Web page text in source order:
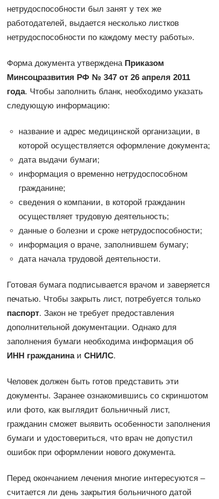
нетрудоспособности был занят у тех же
работодателей, выдается несколько листков
нетрудоспособности по каждому месту работы».
Форма документа утверждена Приказом
Минсоцразвития РФ № 347 от 26 апреля 2011
года. Чтобы заполнить бланк, необходимо указать
следующую информацию:
название и адрес медицинской организации, в
которой осуществляется оформление документа;
дата выдачи бумаги;
информация о временно нетрудоспособном
гражданине;
сведения о компании, в которой гражданин
осуществляет трудовую деятельность;
данные о болезни и сроке нетрудоспособности;
информация о враче, заполнившем бумагу;
дата начала трудовой деятельности.
Готовая бумага подписывается врачом и заверяется
печатью. Чтобы закрыть лист, потребуется только
паспорт. Закон не требует предоставления
дополнительной документации. Однако для
заполнения бумаги необходима информация об
ИНН гражданинаи СНИЛС.
Человек должен быть готов представить эти
документы. Заранее ознакомившись со скриншотом
или фото, как выглядит больничный лист,
гражданин сможет выявить особенности заполнения
бумаги и удостовериться, что врач не допустил
ошибок при оформлении нового документа.
Перед окончанием лечения многие интересуются –
считается ли день закрытия больничного датой